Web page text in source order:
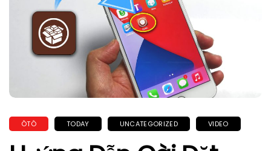
ÔTÔ TODAY UNCATEGORIZED VIDEO